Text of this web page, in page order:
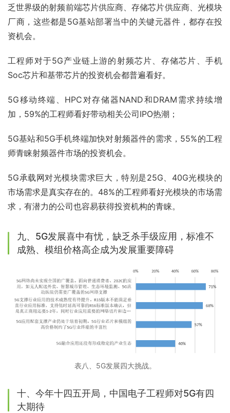
乏世界级的射频前端芯片供应商、存储芯片供应商、光模块
厂商，这些都是5G基站部署当中的关键元器件，都存在投
资机会。
工程师对于5G产业链上游的射频芯片、存储芯片、手机
Soc芯片和基带芯片的投资机会都普遍看好。
5G移动终端、HPC对存储器NAND和DRAM需求持续增
加，59%的工程师看好带动相关公司IPO热潮；
5G基站和5G手机终端加快对射频器件的需求，55%的工程
师青睐射频器件市场的投资机会。
5G承载网对光模块需求巨大，特别是25G、40G光模块的
市场需求是真实存在的。48%的工程师看好光模块的市场需
求，有潜力的公司也容易获得投资机构的青睐。
九、5G发展喜中有忧，缺乏杀手级应用，标准不
成熟、模组价格高企成为发展重要障碍
表八、5G发展四大挑战。
十、今年十四五开局，中国电子工程师对5G有四
大期待